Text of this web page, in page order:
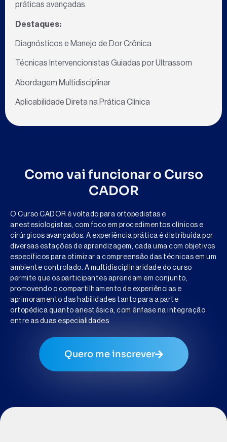
práticas avançadas.
Destaques:
Diagnósticos e Manejo de Dor Crônica
Técnicas Intervencionistas Guiadas por Ultrassom
Abordagem Multidisciplinar
Aplicabilidade Direta na Prática Clínica
Como vai funcionar o Curso
CADOR
O Curso CADOR é voltado para ortopedistas e
anestesiologistas, com foco em procedimentos clínicos e
cirúrgicos avançados. A experiência prática é distribuída por
diversas estações de aprendizagem, cada uma com objetivos
específicos para otimizar a compreensão das técnicas em um
ambiente controlado. A multidisciplinaridade do curso
permite que os participantes aprendam em conjunto,
promovendo o compartilhamento de experiências e
aprimoramento das habilidades tanto para a parte
ortopédica quanto anestésica, com ênfase na integração
entre as duas especialidades
Quero me inscrever